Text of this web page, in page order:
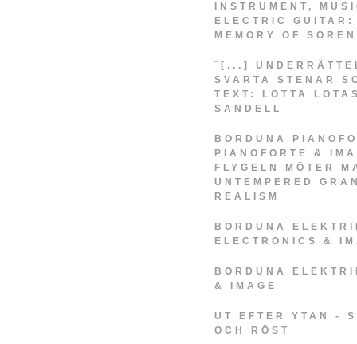
INSTRUMENT,
ELECTRIC
MEMORY OF
¨[...]
SVARTA STENAR
TEXT: LOTTA
SANDELL
BORDUNA
PIANOFORTE &
FLYGELN MÖTER
UNTEMPERED
REALISM
BORDUNA
ELECTRONICS &
BORDUNA
& IMAGE
UT EFTER YTAN -
OCH RÖST